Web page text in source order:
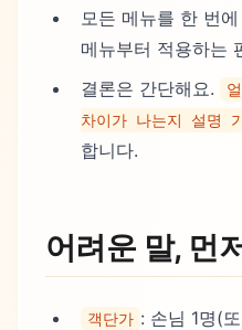
모든 메뉴를 한 번
메뉴부터 적용하는
결론은 간단해요.
차이가 나는지 설명
합니다.
어려운 말, 먼
객단가 : 손님 1명(